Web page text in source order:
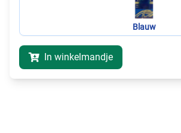
Blauw
In winkelmandje